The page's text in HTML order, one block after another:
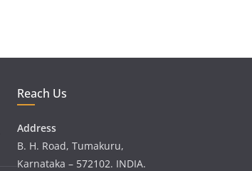
Reach Us
Address
B. H. Road, Tumakuru,
Karnataka – 572102. INDIA.